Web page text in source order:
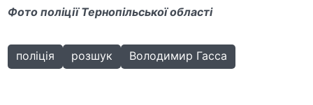
Фото поліції Тернопільської області
поліція розшук Володимир Гасса